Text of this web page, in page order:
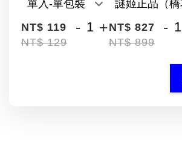
NT$ 119
NT$ 129
- +NT$ 827
NT$ 899
-